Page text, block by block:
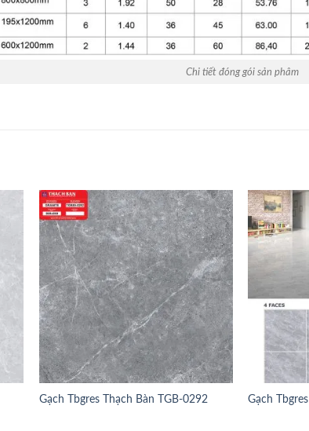
Chi tiết đóng gói sản phâm
Gạch Tbgres Thạch Bàn TGB-0292 Gạch